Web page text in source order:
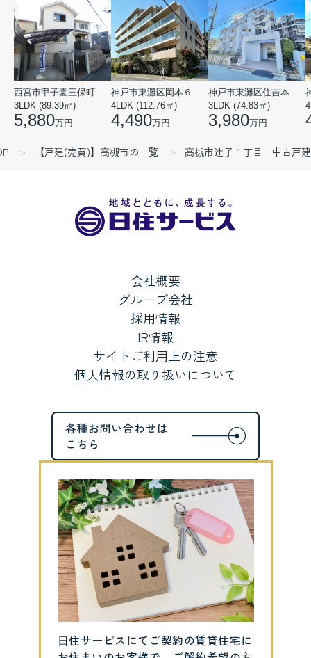
西宮市甲子園三保町
3LDK (89.39㎡)
5,880万円
神戸市東灘区岡本６丁目
4LDK (112.76㎡)
4,490万円
神戸市東灘区住吉本町１丁目
3LDK (74.83㎡)
3,980万円
【戸建(売買)】高槻市の一覧 高槻市辻子１丁目 中古戸建
会社概要
グループ会社
採用情報
IR情報
サイトご利用上の注意
個人情報の取り扱いについて
⽇住サービスにてご契約の賃貸住宅に